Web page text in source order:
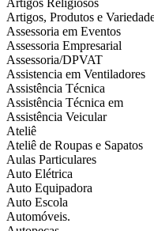
Artigos Religiosos
Artigos, Produtos e
Assessoria em Eventos
Assessoria Empresarial
Assessoria/DPVAT
Assistencia em Ventiladores
Assistência Técnica
Assistência Técnica em
Assistência Veicular
Ateliê
Ateliê de Roupas e Sapatos
Aulas Particulares
Auto Elétrica
Auto Equipadora
Auto Escola
Automóveis.